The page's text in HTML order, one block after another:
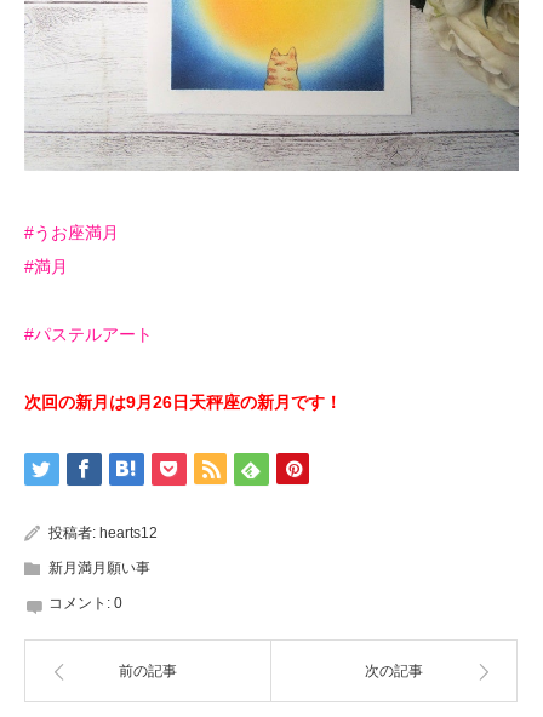
#うお座満月
#満月
#パステルアート
次回の新月は9月26日天秤座の新月 です！
投稿者: hearts12
新月満月願い事
コメント: 0
前の記事 次の記事